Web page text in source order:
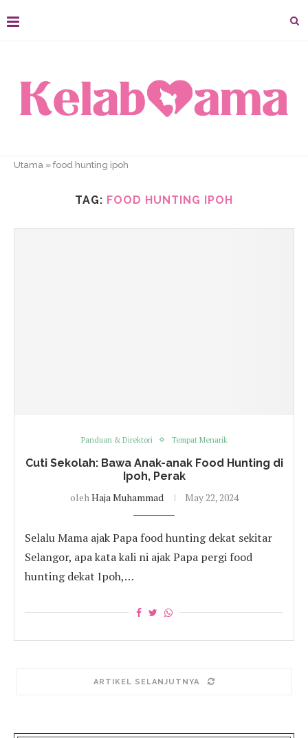
Utama » food hunting ipoh
TAG: FOOD HUNTING IPOH
Panduan & Direktori Tempat Menarik
Cuti Sekolah: Bawa Anak-anak Food Hunting di
Ipoh, Perak
oleh Haja Muhammad May 22, 2024
Selalu Mama ajak Papa food hunting dekat sekitar
Selangor, apa kata kali ni ajak Papa pergi food
hunting dekat Ipoh,…
ARTIKEL SELANJUTNYA